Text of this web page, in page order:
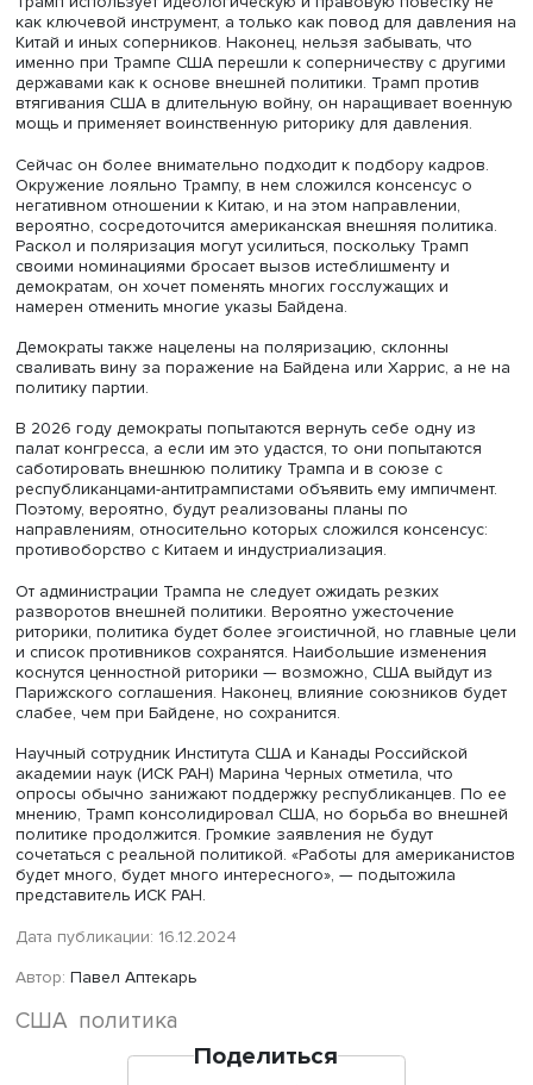
сторонниками жесткой силы, меньшего учета мнений
союзников. Сейчас, по мнению эксперта, различия
республиканцы объединились вокруг Трампа и его
политики, неоконсерваторы в партии проиграли
борьбы на внешний контур, попытках оппозиции
внешнеполитическую деятельность и препятствовать
чтобы ослабить внутриполитические позиции правящей
партии. Например, стремление республиканцев
уступок во внутренней политике вызвало их отказ
помощь Украине.
Дмитрий Суслов
Факторы, влияющие на внешнюю политику США, не
ограничиваются расколом, отметил Дмитрий Суслов.
будет также зависеть от предпочтений самого Трампа,
стремления сохранить американское первенство,
соперниками. Трамп не желает отказываться от системы
союзов, но желает, чтобы они приносили больше
США. Он стремится сосредоточиться на борьбе с
переложить бремя второстепенных направлений на
союзников, в том числе европейских.
как ключевой инструмент, а только как повод для
именно при Трампе США перешли к соперничеству с
державами как к основе внешней политики. Трамп